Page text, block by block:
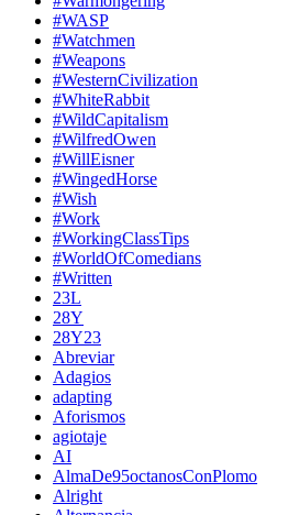
#WASP
#Watchmen
#Weapons
#WesternCivilization
#WhiteRabbit
#WildCapitalism
#WilfredOwen
#WillEisner
#WingedHorse
#Wish
#Work
#WorkingClassTips
#WorldOfComedians
#Written
23L
28Y
28Y23
Abreviar
Adagios
adapting
Aforismos
agiotaje
AI
AlmaDe95octanosConPlomo
Alright